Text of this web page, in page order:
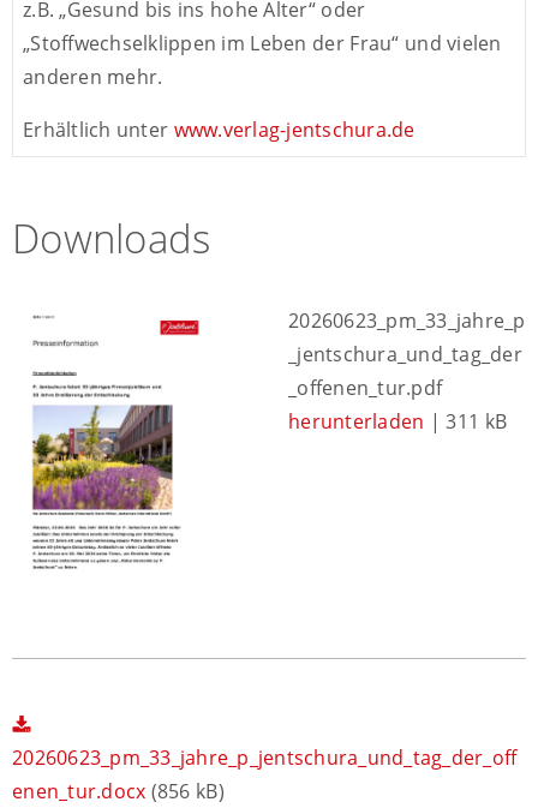
z.B. „Gesund bis ins hohe Alter“ oder
„Stoffwechselklippen im Leben der Frau“ und vielen
anderen mehr.
Erhältlich unter www.verlag-jentschura.de
Downloads
20260623_pm_33_jahre_p
_jentschura_und_tag_der
_offenen_tur.pdf
herunterladen | 311 kB
20260623_pm_33_jahre_p_jentschura_und_tag_der_off
enen_tur.docx (856 kB)